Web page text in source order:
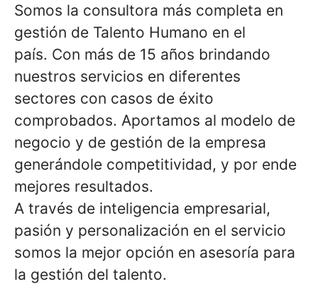
Somos la consultora más completa en
gestión de Talento Humano en el
país. Con más de 15 años brindando
nuestros servicios en diferentes
sectores con casos de éxito
comprobados. Aportamos al modelo de
negocio y de gestión de la empresa
generándole competitividad, y por ende
mejores resultados.
A través de inteligencia empresarial,
pasión y personalización en el servicio
somos la mejor opción en asesoría para
la gestión del talento.